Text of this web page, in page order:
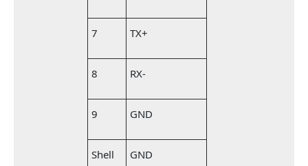
7 TX+
8 RX-
9 GND
Shell GND